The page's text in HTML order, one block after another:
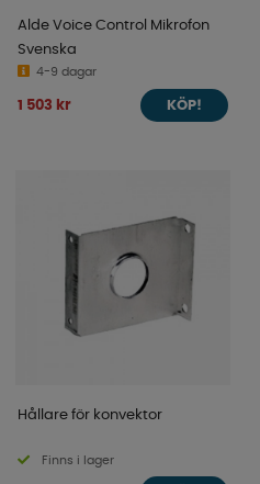
Alde Voice Control Mikrofon
Svenska
4-9 dagar
1 503 kr KÖP!
Hållare för konvektor
Finns i lager